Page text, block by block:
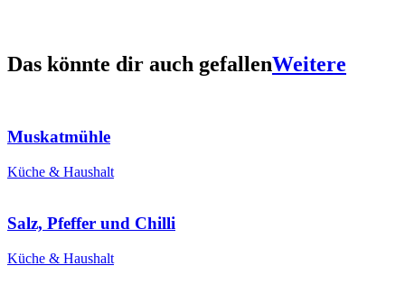
Das könnte dir auch gefallenWeitere
Muskatmühle
Küche & Haushalt
Salz, Pfeffer und Chilli
Küche & Haushalt